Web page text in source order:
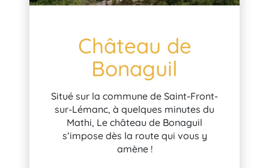
Château de
Bonaguil
Situé sur la commune de Saint-Front-
sur-Lémanc, à quelques minutes du
Mathi, Le château de Bonaguil
s’impose dès la route qui vous y
amène !